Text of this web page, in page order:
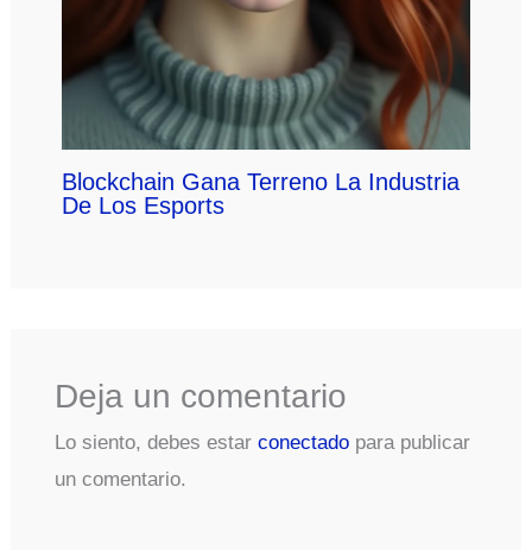
Blockchain Gana Terreno La Industria
De Los Esports
Deja un comentario
Lo siento, debes estar conectadopara publicar
un comentario.